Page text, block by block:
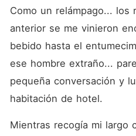
Como un relámpago... los
anterior se me vinieron
bebido hasta el
ese hombre extraño...
pequeña conversación y
habitación de hotel.
Mientras recogía mi largo